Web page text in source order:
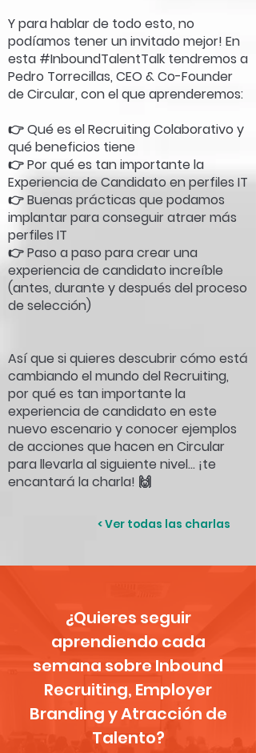
Y para hablar de todo esto, no
podíamos tener un invitado mejor! En
esta #InboundTalentTalk tendremos a
Pedro Torrecillas, CEO & Co-Founder
de Circular, con el que aprenderemos:
👉 Qué es el Recruiting Colaborativo y
qué beneficios tiene
👉 Por qué es tan importante la
Experiencia de Candidato en perfiles IT
👉 Buenas prácticas que podamos
implantar para conseguir atraer más
perfiles IT
👉 Paso a paso para crear una
experiencia de candidato increíble
(antes, durante y después del proceso
de selección)
Así que si quieres descubrir cómo está
cambiando el mundo del Recruiting,
por qué es tan importante la
experiencia de candidato en este
nuevo escenario y conocer ejemplos
de acciones que hacen en Circular
para llevarla al siguiente nivel… ¡te
encantará la charla! 🙌
< Ver todas las charlas
¿Quieres seguir
aprendiendo cada
semana sobre Inbound
Recruiting, Employer
Branding y Atracción de
Talento?